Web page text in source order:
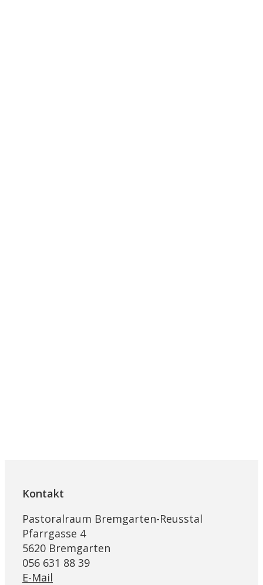
Kontakt
Pastoralraum Bremgarten-Reusstal
Pfarrgasse 4
5620 Bremgarten
056 631 88 39
E-Mail